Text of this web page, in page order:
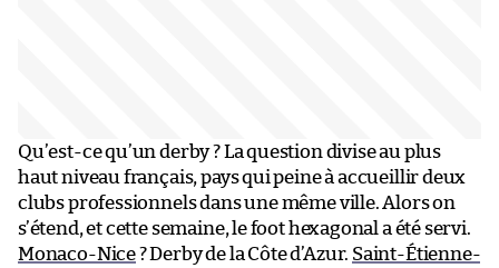
Qu’est-ce qu’un derby ? La question divise au plus
haut niveau français, pays qui peine à accueillir deux
clubs professionnels dans une même ville. Alors on
s’étend, et cette semaine, le foot hexagonal a été servi.
Monaco-Nice? Derby de la Côte d’Azur. Saint-Étienne-